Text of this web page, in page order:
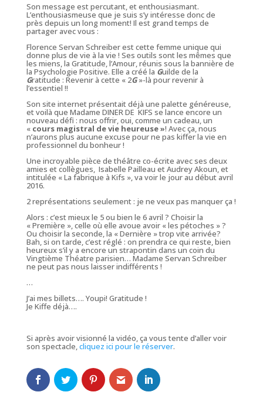
Son message est percutant, et enthousiasmant.
L’enthousiasmeuse que je suis s’y intéresse donc de
près depuis un long moment! Il est grand temps de
partager avec vous :
Florence Servan Schreiber est cette femme unique qui
donne plus de vie à la vie ! Ses outils sont les mêmes que
les miens, la Gratitude, l’Amour, réunis sous la bannière de
la Psychologie Positive. Elle a créé la Guilde de la
Gratitude : Revenir à cette « 2G»-là pour revenir à
l’essentiel !!
Son site internet présentait déjà une palette généreuse,
et voilà que Madame DINER DE KIFS se lance encore un
nouveau défi : nous offrir, oui, comme un cadeau, un
« cours magistral de vie heureuse »! Avec ça, nous
n’aurons plus aucune excuse pour ne pas kiffer la vie en
professionnel du bonheur !
Une incroyable pièce de théâtre co-écrite avec ses deux
amies et collègues, Isabelle Pailleau et Audrey Akoun, et
intitulée « La fabrique à Kifs », va voir le jour au début avril
2016.
2 représentations seulement : je ne veux pas manquer ça !
Alors : c’est mieux le 5 ou bien le 6 avril ? Choisir la
« Première », celle où elle avoue avoir « les pétoches » ?
Ou choisir la seconde, la « Dernière » trop vite arrivée?
Bah, si on tarde, c’est réglé : on prendra ce qui reste, bien
heureux s’il y a encore un strapontin dans un coin du
Vingtième Théatre parisien… Madame Servan Schreiber
ne peut pas nous laisser indifférents !
…
J’ai mes billets…. Youpi! Gratitude !
Je Kiffe déjà….
Si après avoir visionné la vidéo, ça vous tente d’aller voir
son spectacle,cliquez ici pour le réserver.